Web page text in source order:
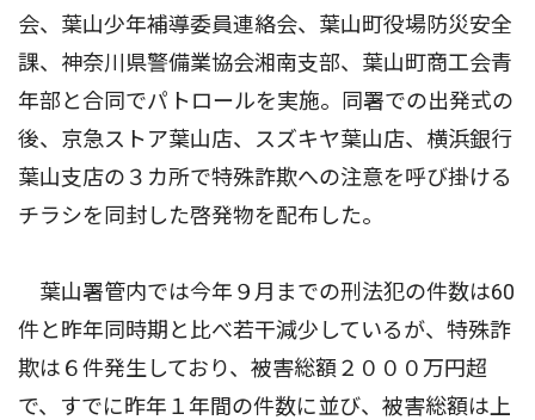
会、葉山少年補導委員連絡会、葉山町役場防災安全
課、神奈川県警備業協会湘南支部、葉山町商工会青
年部と合同でパトロールを実施。同署での出発式の
後、京急ストア葉山店、スズキヤ葉山店、横浜銀行
葉山支店の３カ所で特殊詐欺への注意を呼び掛ける
チラシを同封した啓発物を配布した。
葉山署管内では今年９月までの刑法犯の件数は60
件と昨年同時期と比べ若干減少しているが、特殊詐
欺は６件発生しており、被害総額２０００万円超
で、すでに昨年１年間の件数に並び、被害総額は上